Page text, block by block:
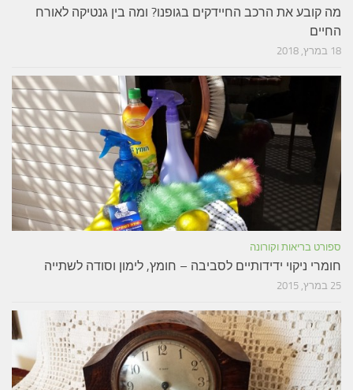
מה קובע את הרכב החיידקים בגופנו? ומה בין גנטיקה לאורח
החיים
18 במרץ, 2018
ספורט בריאות וקורונה
חומרי ניקוי ידידותיים לסביבה – חומץ, לימון וסודה לשתייה
25 במרץ, 2015